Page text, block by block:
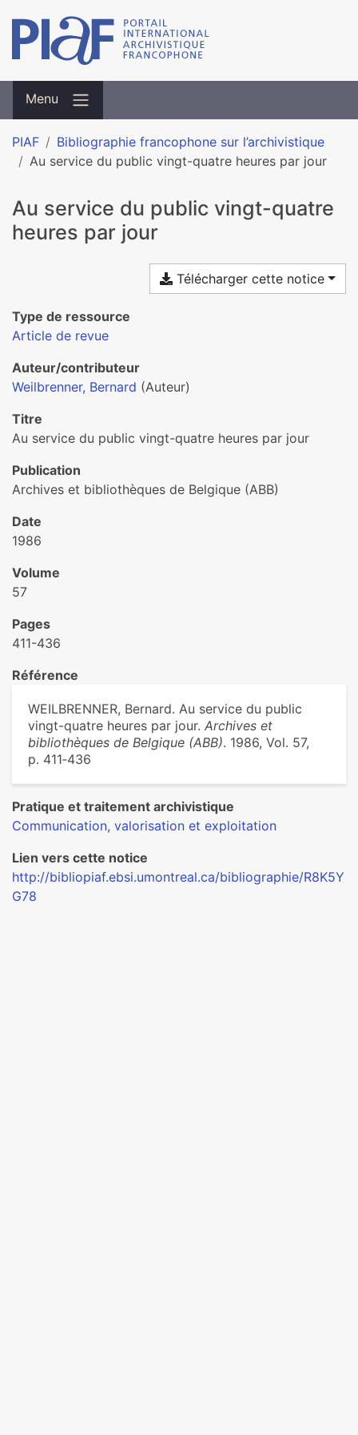
Menu
PIAF
Bibliographie francophone sur l’archivistique
Au service du public vingt-quatre heures par jour
Au service du public vingt-quatre
heures par jour
Télécharger cette notice
Type de ressource
Article de revue
Auteur/contributeur
Weilbrenner, Bernard (Auteur)
Titre
Au service du public vingt-quatre heures par jour
Publication
Archives et bibliothèques de Belgique (ABB)
Date
1986
Volume
57
Pages
411-436
Référence
WEILBRENNER, Bernard. Au service du public
vingt-quatre heures par jour. Archives et
bibliothèques de Belgique (ABB). 1986, Vol. 57,
p. 411‑436
Pratique et traitement archivistique
Communication, valorisation et exploitation
Lien vers cette notice
http://bibliopiaf.ebsi.umontreal.ca/bibliographie/R8K5Y
G78